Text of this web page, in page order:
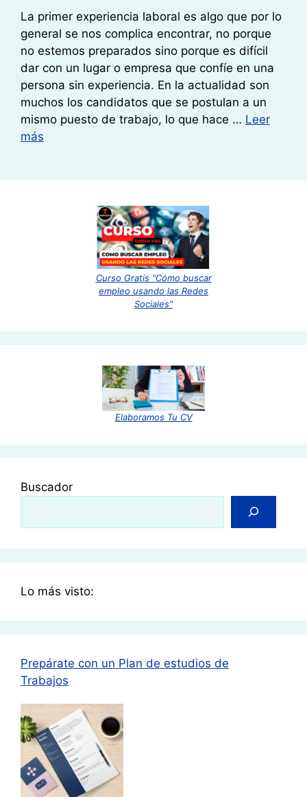
La primer experiencia laboral es algo que por lo
general se nos complica encontrar, no porque
no estemos preparados sino porque es difícil
dar con un lugar o empresa que confíe en una
persona sin experiencia. En la actualidad son
muchos los candidatos que se postulan a un
mismo puesto de trabajo, lo que hace … Leer
más
Curso Gratis "Cómo buscar
empleo usando las Redes
Sociales"
Elaboramos Tu CV
Buscador
Lo más visto:
Prepárate con un Plan de estudios de
Trabajos